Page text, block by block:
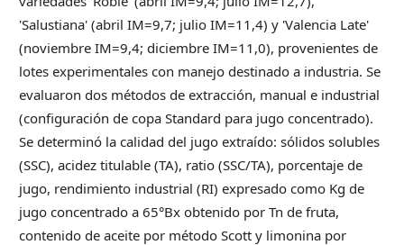
'Salustiana' (abril IM=9,7; julio IM=11,4) y 'Valencia Late'
(noviembre IM=9,4; diciembre IM=11,0), provenientes de
lotes experimentales con manejo destinado a industria. Se
evaluaron dos métodos de extracción, manual e industrial
(configuración de copa Standard para jugo concentrado).
Se determinó la calidad del jugo extraído: sólidos solubles
(SSC), acidez titulable (TA), ratio (SSC/TA), porcentaje de
jugo, rendimiento industrial (RI) expresado como Kg de
jugo concentrado a 65°Bx obtenido por Tn de fruta,
contenido de aceite por método Scott y limonina por